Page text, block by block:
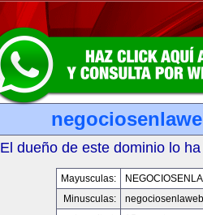
El dueño de este dominio lo
Mayusculas:
Minusculas: